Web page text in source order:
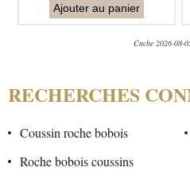
Ajouter au panier
Cache 2026-08-
RECHERCHES
Coussin roche bobois
Roche bobois coussins